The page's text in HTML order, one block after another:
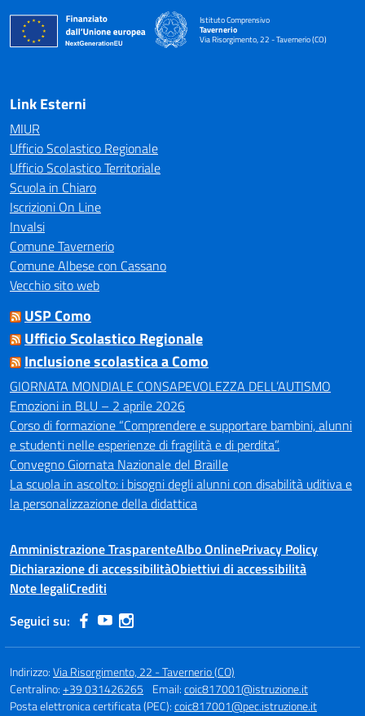
Istituto Comprensivo
Tavernerio
Via Risorgimento, 22 - Tavernerio (CO)
— Visita la pagina iniziale della scuola
Link Esterni
MIUR
Ufficio Scolastico Regionale
Ufficio Scolastico Territoriale
Scuola in Chiaro
Iscrizioni On Line
Invalsi
Comune Tavernerio
Comune Albese con Cassano
Vecchio sito web
USP Como
Ufficio Scolastico Regionale
Inclusione scolastica a Como
GIORNATA MONDIALE CONSAPEVOLEZZA DELL’AUTISMO
Emozioni in BLU – 2 aprile 2026
Corso di formazione “Comprendere e supportare bambini, alunni
e studenti nelle esperienze di fragilità e di perdita”.
Convegno Giornata Nazionale del Braille
La scuola in ascolto: i bisogni degli alunni con disabilità uditiva e
la personalizzazione della didattica
Amministrazione TrasparenteAlbo OnlinePrivacy Policy
Dichiarazione di accessibilitàObiettivi di accessibilità
Note legaliCrediti
Seguici su:
Indirizzo:Via Risorgimento, 22 - Tavernerio (CO)
Centralino:+39 031426265 Email:coic817001@istruzione.it
Posta elettronica certificata (PEC):coic817001@pec.istruzione.it